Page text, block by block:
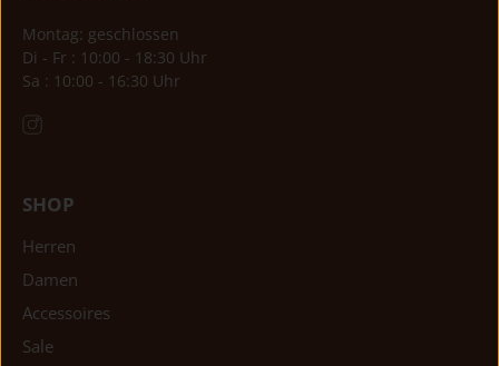
Montag: geschlossen
Di - Fr : 10:00 - 18:30 Uhr
Sa : 10:00 - 16:30 Uhr
SHOP
Herren
Damen
Accessoires
Sale